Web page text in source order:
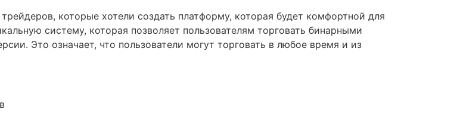
которые хотели создать платформу, которая будет комфортной для
систему, которая позволяет пользователям торговать бинарными
Это означает, что пользователи могут торговать в любое время и из